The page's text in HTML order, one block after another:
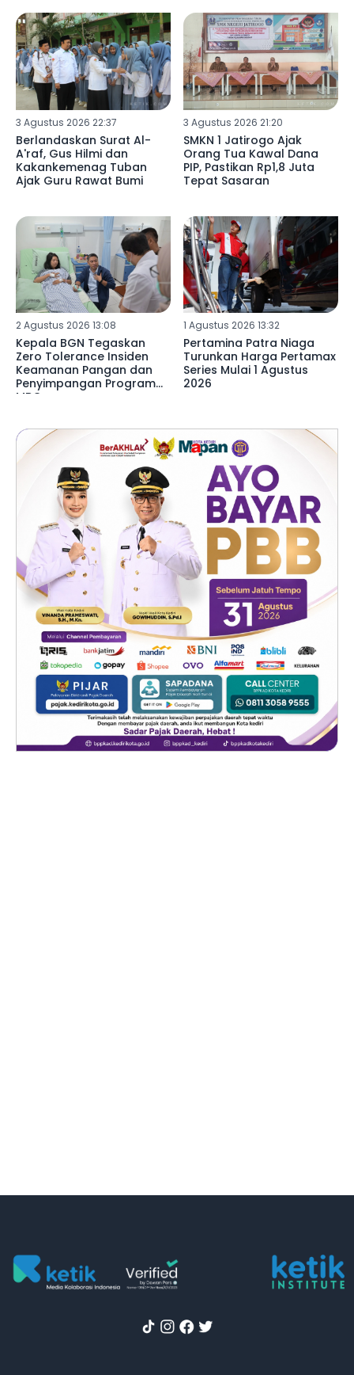
3 Agustus 2026 22:37
Berlandaskan Surat Al-
A'raf, Gus Hilmi dan
Kakankemenag Tuban
Ajak Guru Rawat Bumi
3 Agustus 2026 21:20
SMKN 1 Jatirogo Ajak
Orang Tua Kawal Dana
PIP, Pastikan Rp1,8 Juta
Tepat Sasaran
2 Agustus 2026 13:08
Kepala BGN Tegaskan
Zero Tolerance Insiden
Keamanan Pangan dan
Penyimpangan Program
MBG
1 Agustus 2026 13:32
Pertamina Patra Niaga
Turunkan Harga Pertamax
Series Mulai 1 Agustus
2026